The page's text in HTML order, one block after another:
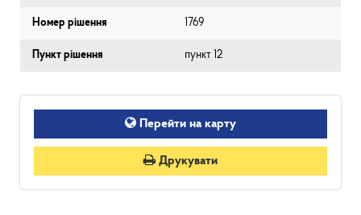
Номер рішення 1769
Пункт рішення пункт 12
Перейти на карту
Друкувати